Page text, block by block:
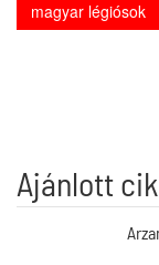
magyar légiósok
Ajánlott